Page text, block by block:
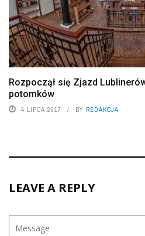
Rozpoczął się Zjazd
potomków
4 LIPCA 2017 BY REDAKCJA
LEAVE A REPLY